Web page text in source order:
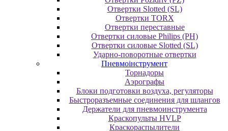
Отвертки Slotted (SL)
Отвертки TORX
Отвертки переставные
Отвертки силовые Philips (PH)
Отвертки силовые Slotted (SL)
Ударно-поворотные отвертки
Пневмоінструмент
Topнaдopы
Аэрографы
Блоки подготовки воздуха, регуляторы
Быстроразъемные соединения для шлангов
Держатели для пневмоинструмента
Краскопульты HVLP
Краскораспылители